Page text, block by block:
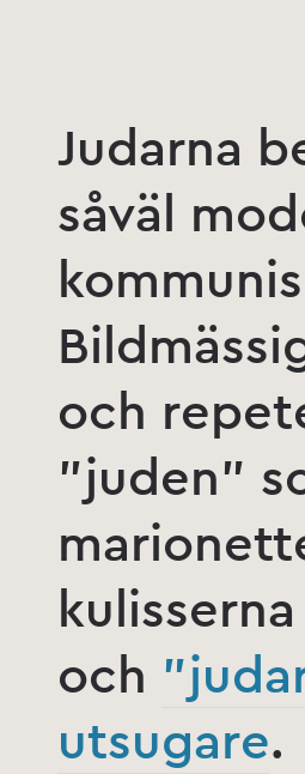
Judarna
såväl
och
”juden”
och
utsugare.